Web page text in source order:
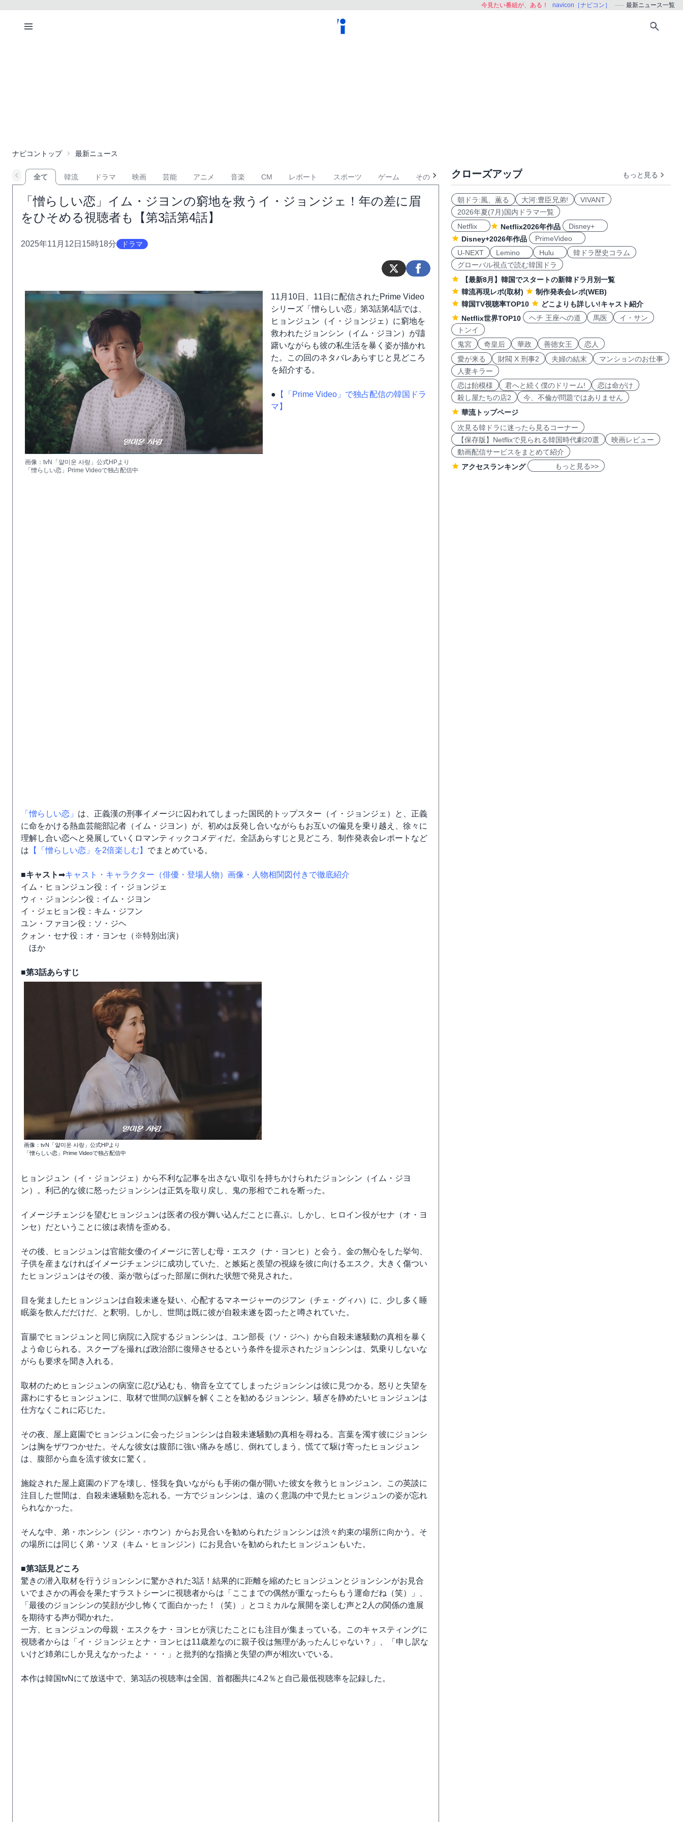
今見たい番組が、ある！ navicon［ナビコン］ 最新ニュース一覧
ナビコントップ 最新ニュース
全て 韓流 ドラマ 映画 芸能 アニメ 音楽 CM レポート スポーツ ゲーム その他
「憎らしい恋」イム・ジヨンの窮地を救うイ・ジョンジェ！年の差に眉
をひそめる視聴者も【第3話第4話】
2025年11月12日15時18分 ドラマ
画像：tvN「얄미운 사랑」公式HPより
「憎らしい恋」Prime Videoで独占配信中
11月10日、11日に配信されたPrime Video
シリーズ「憎らしい恋」第3話第4話では、
ヒョンジュン（イ・ジョンジェ）に窮地を
救われたジョンシン（イム・ジヨン）が躊
躇いながらも彼の私生活を暴く姿が描かれ
た。この回のネタバレあらすじと見どころ
を紹介する。
● 【「Prime Video」で独占配信の韓国ドラ
マ】
「憎らしい恋」 は、正義漢の刑事イメージに囚われてしまった国民的トップスター（イ・ジョンジェ）と、正義
に命をかける熱血芸能部記者（イム・ジヨン）が、初めは反発し合いながらもお互いの偏見を乗り越え、徐々に
理解し合い恋へと発展していくロマンティックコメディだ。全話あらすじと見どころ、制作発表会レポートなど
は 【「憎らしい恋」を2倍楽しむ】 でまとめている。
■キャスト ➡キャスト・キャラクター（俳優・登場人物）画像・人物相関図付きで徹底紹介
イム・ヒョンジュン役：イ・ジョンジェ
ウィ・ジョンシン役：イム・ジヨン
イ・ジェヒョン役：キム・ジフン
ユン・ファヨン役：ソ・ジヘ
クォン・セナ役：オ・ヨンセ（※特別出演）
ほか
■第3話あらすじ
画像：tvN「얄미운 사랑」公式HPより
「憎らしい恋」Prime Videoで独占配信中
ヒョンジュン（イ・ジョンジェ）から不利な記事を出さない取引を持ちかけられたジョンシン（イム・ジヨ
ン）。利己的な彼に怒ったジョンシンは正気を取り戻し、鬼の形相でこれを断った。
イメージチェンジを望むヒョンジュンは医者の役が舞い込んだことに喜ぶ。しかし、ヒロイン役がセナ（オ・ヨ
ンセ）だということに彼は表情を歪める。
その後、ヒョンジュンは官能女優のイメージに苦しむ母・エスク（ナ・ヨンヒ）と会う。金の無心をした挙句、
子供を産まなければイメージチェンジに成功していた、と嫉妬と羨望の視線を彼に向けるエスク。大きく傷つい
たヒョンジュンはその後、薬が散らばった部屋に倒れた状態で発見された。
目を覚ましたヒョンジュンは自殺未遂を疑い、心配するマネージャーのジフン（チェ・グィハ）に、少し多く睡
眠薬を飲んだだけだ、と釈明。しかし、世間は既に彼が自殺未遂を図ったと噂されていた。
盲腸でヒョンジュンと同じ病院に入院するジョンシンは、ユン部長（ソ・ジヘ）から自殺未遂騒動の真相を暴く
よう命じられる。スクープを撮れば政治部に復帰させるという条件を提示されたジョンシンは、気乗りしないな
がらも要求を聞き入れる。
取材のためヒョンジュンの病室に忍び込むも、物音を立ててしまったジョンシンは彼に見つかる。怒りと失望を
露わにするヒョンジュンに、取材で世間の誤解を解くことを勧めるジョンシン。騒ぎを静めたいヒョンジュンは
仕方なくこれに応じた。
その夜、屋上庭園でヒョンジュンに会ったジョンシンは自殺未遂騒動の真相を尋ねる。言葉を濁す彼にジョンシ
ンは胸をザワつかせた。そんな彼女は腹部に強い痛みを感じ、倒れてしまう。慌てて駆け寄ったヒョンジュン
は、腹部から血を流す彼女に驚く。
施錠された屋上庭園のドアを壊し、怪我を負いながらも手術の傷が開いた彼女を救うヒョンジュン。この英談に
注目した世間は、自殺未遂騒動を忘れる。一方でジョンシンは、遠のく意識の中で見たヒョンジュンの姿が忘れ
られなかった。
そんな中、弟・ホンシン（ジン・ホウン）からお見合いを勧められたジョンシンは渋々約束の場所に向かう。そ
の場所には同じく弟・ソヌ（キム・ヒョンジン）にお見合いを勧められたヒョンジュンもいた。
■第3話見どころ
驚きの潜入取材を行うジョンシンに驚かされた3話！結果的に距離を縮めたヒョンジュンとジョンシンがお見合
いでまさかの再会を果たすラストシーンに視聴者からは「ここまでの偶然が重なったらもう運命だね（笑）」、
「最後のジョンシンの笑顔が少し怖くて面白かった！（笑）」とコミカルな展開を楽しむ声と2人の関係の進展
を期待する声が聞かれた。
一方、ヒョンジュンの母親・エスクをナ・ヨンヒが演じたことにも注目が集まっている。このキャスティングに
視聴者からは「イ・ジョンジェとナ・ヨンヒは11歳差なのに親子役は無理があったんじゃない？」、「申し訳な
いけど姉弟にしか見えなかったよ・・・」と批判的な指摘と失望の声が相次いでいる。
本作は韓国tvNにて放送中で、第3話の視聴率は全国、首都圏共に4.2％と自己最低視聴率を記録した。
クローズアップ もっと見る
朝ドラ:風、薫る 大河:豊臣兄弟!
VIVANT
2026年夏(7月)国内ドラマ一覧
Netflix
Netflix2026年作品
Disney+
Disney+2026年作品
PrimeVideo
U-NEXT
Lemino Hulu
韓ドラ歴史コラム
グローバル視点で読む韓国ドラ
【最新8月】韓国でスタートの新韓ドラ月別一覧
韓流再現レポ(取材)
制作発表会レポ(WEB)
韓国TV視聴率TOP10
どこよりも詳しい!キャスト紹介
Netflix世界TOP10
ヘチ 王座への道 馬医
イ・サン
トンイ
鬼宮
奇皇后 華政 善徳女王
恋人
愛が来る
財閥 X 刑事2 夫婦の結末
マンションのお仕事
人妻キラー
恋は飴模様
君へと続く僕のドリーム!
恋は命がけ
殺し屋たちの店2
今、不倫が問題ではありません
華流トップページ
次見る韓ドラに迷ったら見るコーナー
【保存版】Netflixで見られる韓国時代劇20選
映画レビュー
動画配信サービスをまとめて紹介
アクセスランキング
もっと見る>>